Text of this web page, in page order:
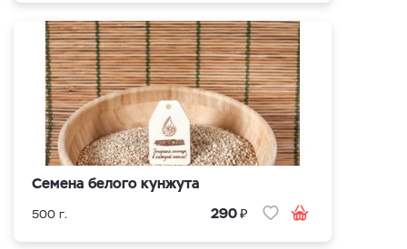
Семена белого кунжута
500 г. 290₽